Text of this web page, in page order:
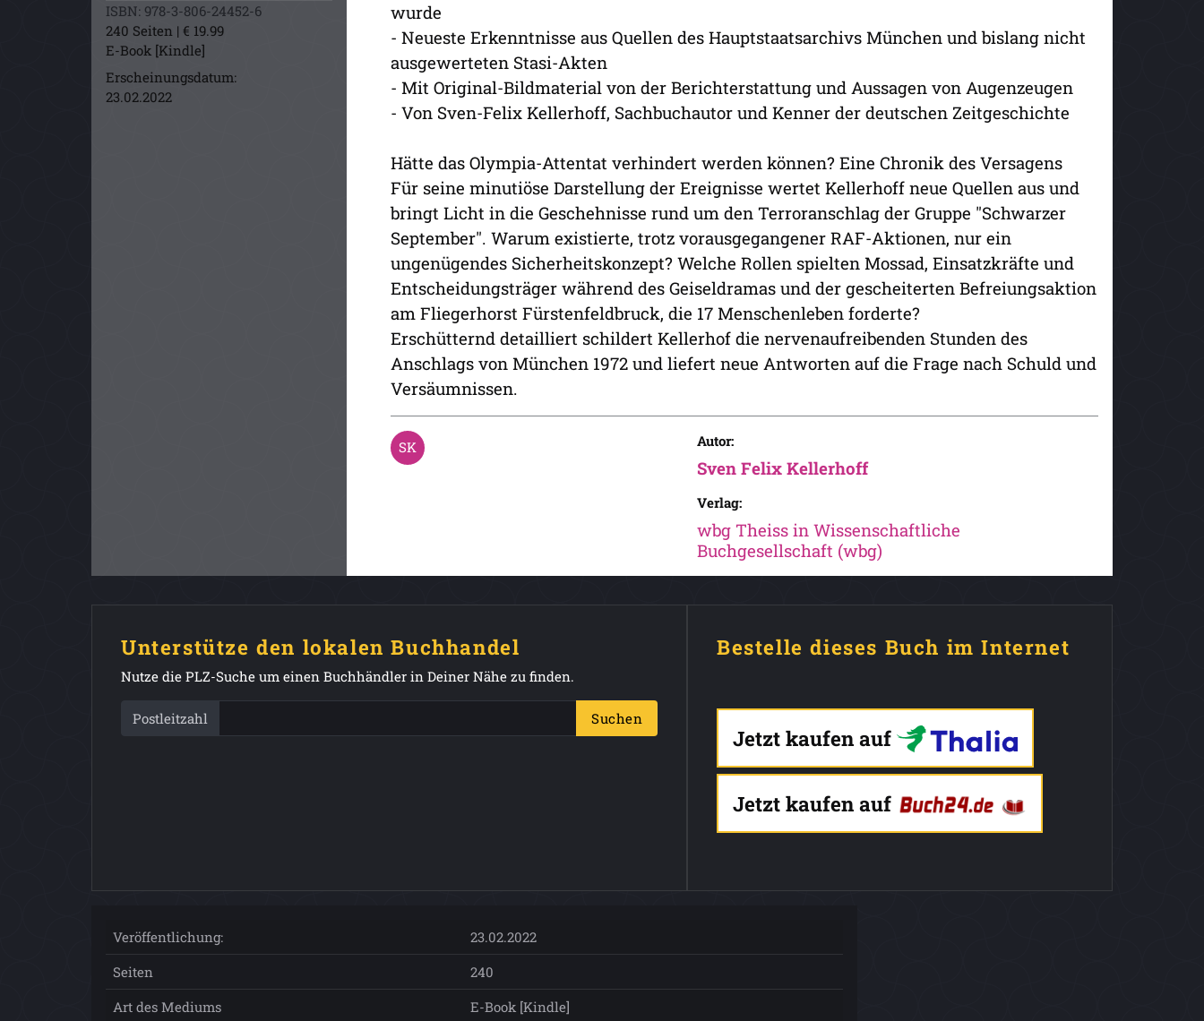
ISBN: 978-3-806-24452-6
240 Seiten | € 19.99
E-Book [Kindle]
Erscheinungsdatum:
23.02.2022
wurde
- Neueste Erkenntnisse aus Quellen des Hauptstaatsarchivs München und bislang nicht
ausgewerteten Stasi-Akten
- Mit Original-Bildmaterial von der Berichterstattung und Aussagen von Augenzeugen
- Von Sven-Felix Kellerhoff, Sachbuchautor und Kenner der deutschen Zeitgeschichte
Hätte das Olympia-Attentat verhindert werden können? Eine Chronik des Versagens
Für seine minutiöse Darstellung der Ereignisse wertet Kellerhoff neue Quellen aus und
bringt Licht in die Geschehnisse rund um den Terroranschlag der Gruppe "Schwarzer
September". Warum existierte, trotz vorausgegangener RAF-Aktionen, nur ein
ungenügendes Sicherheitskonzept? Welche Rollen spielten Mossad, Einsatzkräfte und
Entscheidungsträger während des Geiseldramas und der gescheiterten Befreiungsaktion
am Fliegerhorst Fürstenfeldbruck, die 17 Menschenleben forderte?
Erschütternd detailliert schildert Kellerhof die nervenaufreibenden Stunden des
Anschlags von München 1972 und liefert neue Antworten auf die Frage nach Schuld und
Versäumnissen.
Autor:
Sven Felix Kellerhoff
Verlag:
wbg Theiss in Wissenschaftliche
Buchgesellschaft (wbg)
Unterstütze den lokalen Buchhandel
Nutze die PLZ-Suche um einen Buchhändler in Deiner Nähe zu finden.
Postleitzahl Suchen
Bestelle dieses Buch im Internet
Jetzt kaufen auf
Jetzt kaufen auf
Veröffentlichung:
23.02.2022
Seiten
240
Art des Mediums
E-Book [Kindle]